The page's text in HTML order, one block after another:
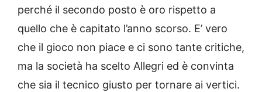
perché il secondo posto è oro rispetto a
quello che è capitato l’anno scorso. E’ vero
che il gioco non piace e ci sono tante critiche,
ma la società ha scelto Allegri ed è convinta
che sia il tecnico giusto per tornare ai vertici.